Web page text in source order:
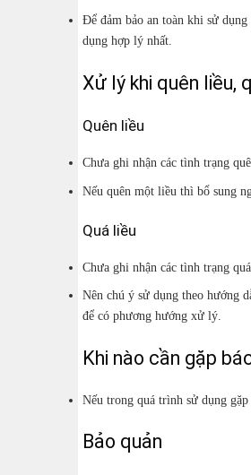
Để đảm bảo an toàn khi sử
dụng hợp lý nhất.
Xử lý khi quên liều,
Quên liều
Chưa ghi nhận các tình trạng
Nếu quên một liều thì bổ sung
Quá liều
Chưa ghi nhận các tình trạng
Nên chú ý sử dụng theo hướng
để có phương hướng xử lý.
Khi nào cần gặp
Nếu trong quá trình sử dụng
Bảo quản